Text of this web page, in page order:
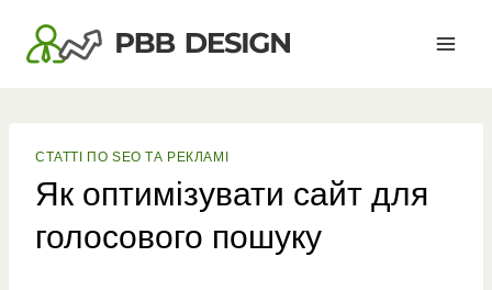
вмісту
СТАТТІ ПО SEO ТА РЕКЛАМІ
Як оптимізувати сайт для
голосового пошуку